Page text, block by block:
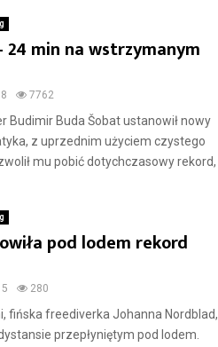
24 min na wstrzymanym
7762
Budimir Buda Šobat ustanowił nowy
z uprzednim użyciem czystego
mu pobić dotychczasowy rekord,
pod lodem rekord
280
fińska freediverka Johanna Nordblad,
przepłyniętym pod lodem.